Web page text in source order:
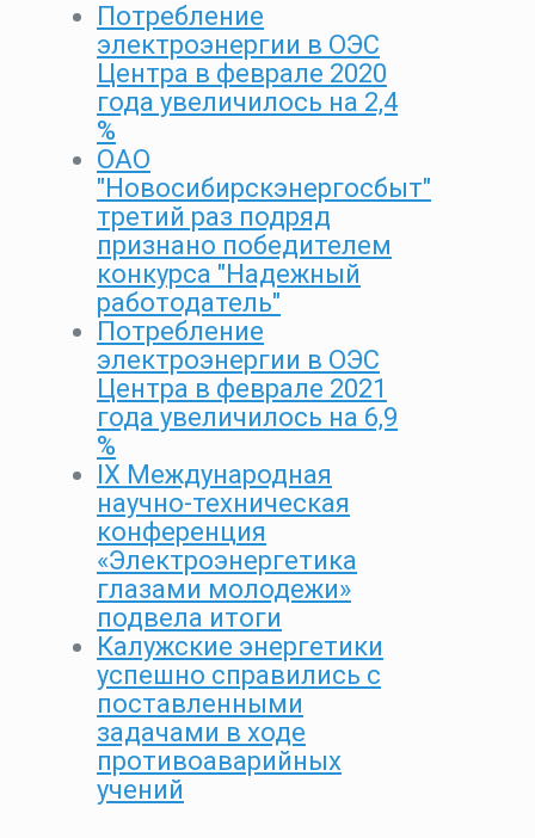
Потребление
электроэнергии в ОЭС
Центра в феврале 2020
года увеличилось на 2,4
%
ОАО
"Новосибирскэнергосбыт"
третий раз подряд
признано победителем
конкурса "Надежный
работодатель"
Потребление
электроэнергии в ОЭС
Центра в феврале 2021
года увеличилось на 6,9
%
IX Международная
научно-техническая
конференция
«Электроэнергетика
глазами молодежи»
подвела итоги
Калужские энергетики
успешно справились с
поставленными
задачами в ходе
противоаварийных
учений